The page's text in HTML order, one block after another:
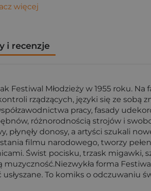
więcej
i recenzje
Festiwal Młodzieży w 1955 roku.
rządzących, języki się ze sobą
pracy, fasady
różnorodnością strojów i
płynęły donosy, a artyści szukali
filmu narodowego, tworzy
Świst pocisku, trzask migawki,
forma
usłyszane. To komiks o